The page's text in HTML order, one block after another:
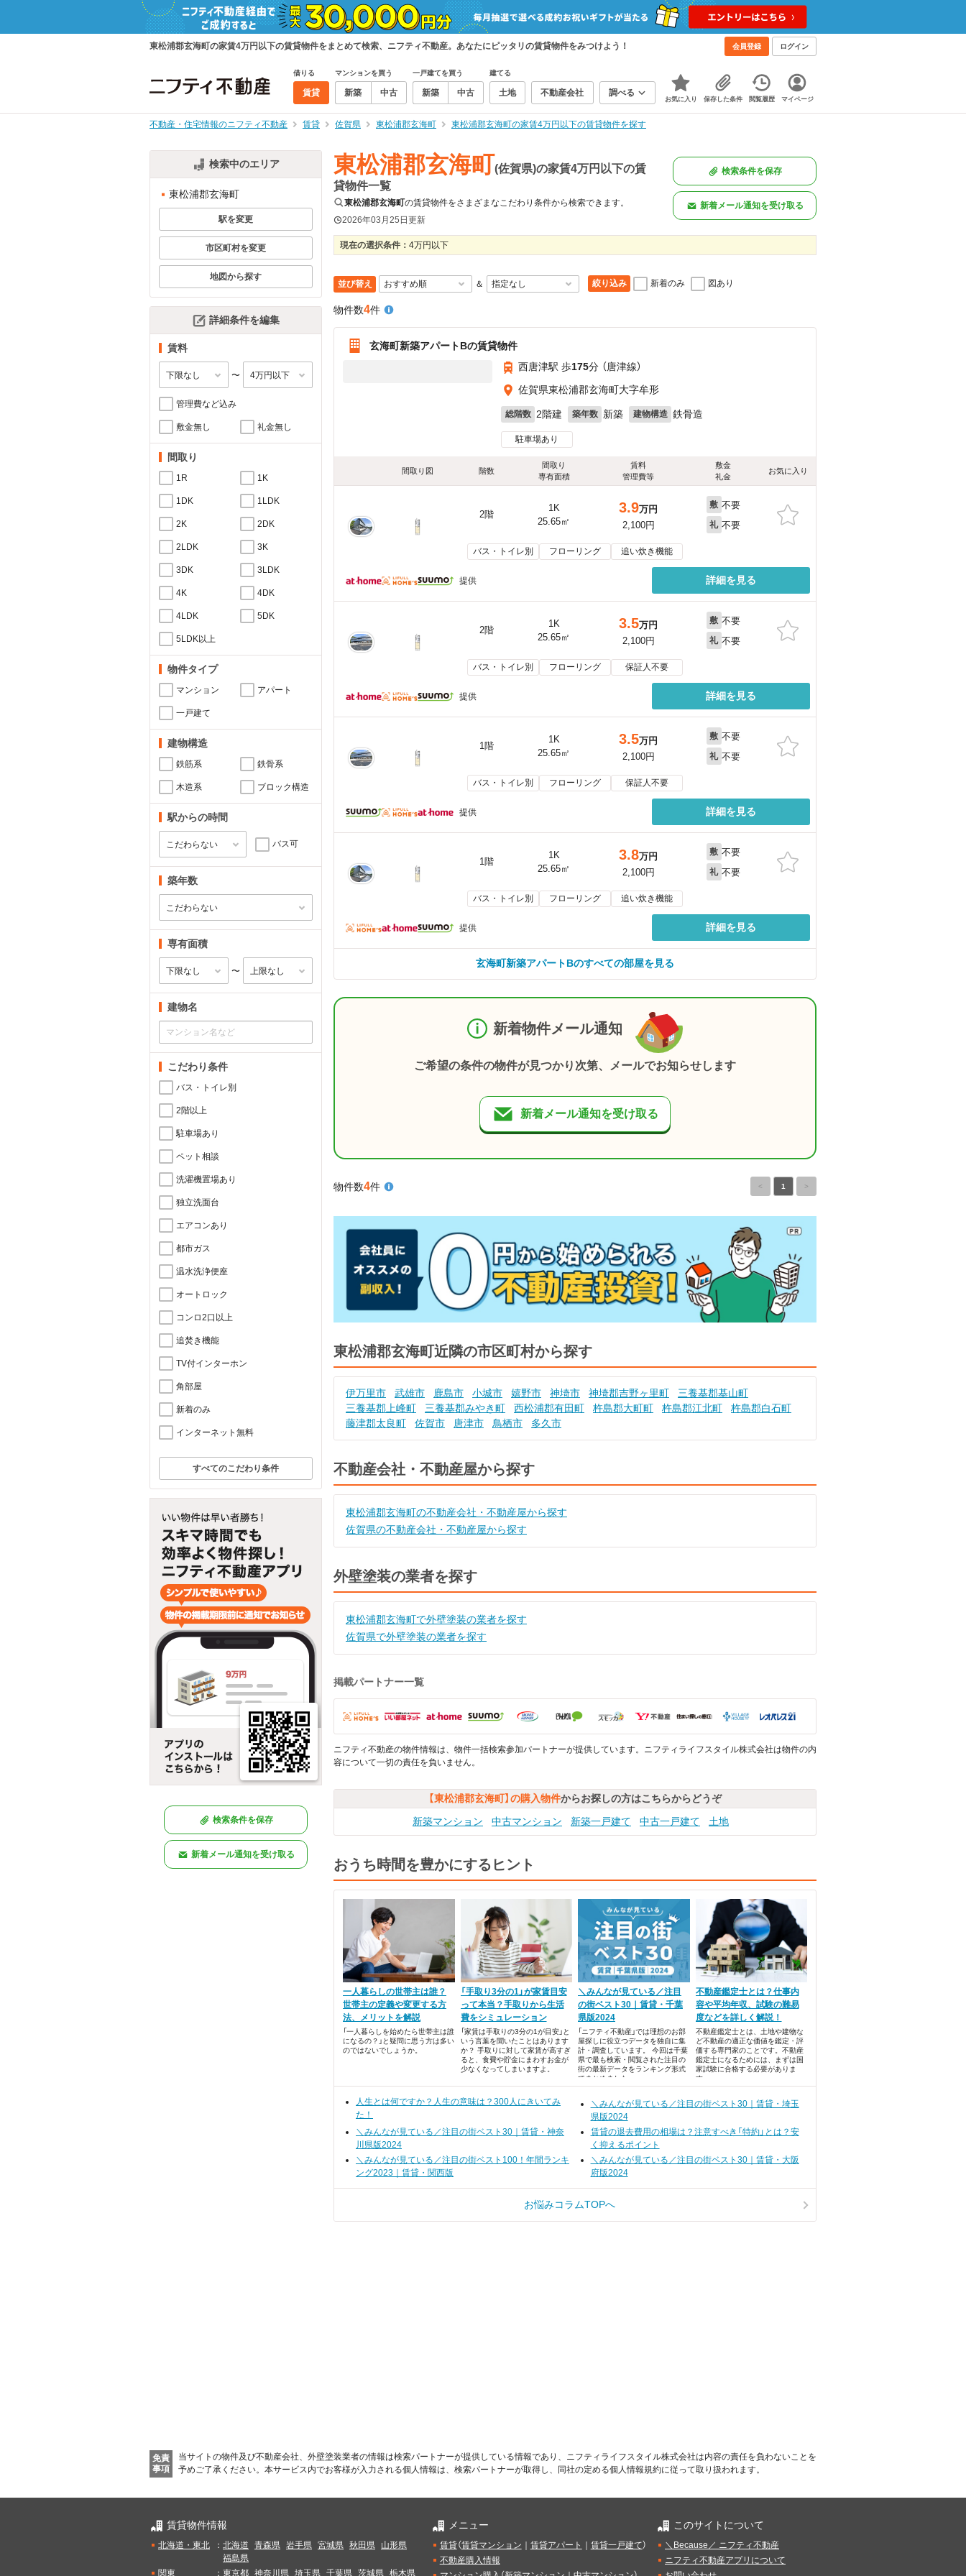
東松浦郡玄海町の家賃4万円以下の賃貸物件をまとめて検索、ニフティ不動産。あなたにピッタリの賃貸物件をみつけよう！ 会員登録 ログイン
借りる
賃貸
マンションを買う
新築 中古
一戸建てを買う
新築 中古
建てる
土地 不動産会社 調べる
お気に入り 保存した条件 閲覧履歴 マイページ
不動産・住宅情報のニフティ不動産 賃貸 佐賀県 東松浦郡玄海町 東松浦郡玄海町の家賃4万円以下の賃貸物件を探す
検索中のエリア
東松浦郡玄海町
駅を変更
市区町村を変更
地図から探す
詳細条件を編集
賃料
〜
管理費など込み
敷金無し 礼金無し
間取り
1R 1K
1DK 1LDK
2K 2DK
2LDK 3K
3DK 3LDK
4K 4DK
4LDK 5DK
5LDK以上
物件タイプ
マンション アパート
一戸建て
建物構造
鉄筋系 鉄骨系
木造系 ブロック構造
駅からの時間
バス可
築年数
専有面積
〜
建物名
こだわり条件
バス・トイレ別
2階以上
駐車場あり
ペット相談
洗濯機置場あり
独立洗面台
エアコンあり
都市ガス
温水洗浄便座
オートロック
コンロ2口以上
追焚き機能
TV付インターホン
角部屋
新着のみ
インターネット無料
すべてのこだわり条件
検索条件を保存
新着メール通知を受け取る
東松浦郡玄海町(佐賀県)の家賃4万円以下の賃
貸物件一覧
東松浦郡玄海町の賃貸物件をさまざまなこだわり条件から検索できます。
2026年03月25日更新
検索条件を保存
新着メール通知を受け取る
現在の選択条件： 4万円以下
並び替え ＆ 絞り込み 新着のみ 図あり
物件数4件
玄海町新築アパートBの賃貸物件
西唐津駅 歩175分 （唐津線）
佐賀県東松浦郡玄海町大字牟形
総階数 2階建 築年数 新築 建物構造 鉄骨造
駐車場あり
間取り図 階数
間取り
専有面積
賃料
管理費等
敷金
礼金
お気に入り
2階
1K
25.65㎡
3.9万円
2,100円
敷 不要
礼 不要
バス・トイレ別 フローリング 追い炊き機能
提供 詳細を見る
2階
1K
25.65㎡
3.5万円
2,100円
敷 不要
礼 不要
バス・トイレ別 フローリング 保証人不要
提供 詳細を見る
1階
1K
25.65㎡
3.5万円
2,100円
敷 不要
礼 不要
バス・トイレ別 フローリング 保証人不要
提供 詳細を見る
1階
1K
25.65㎡
3.8万円
2,100円
敷 不要
礼 不要
バス・トイレ別 フローリング 追い炊き機能
提供 詳細を見る
玄海町新築アパートBのすべての部屋を見る
新着物件メール通知
ご希望の条件の物件が見つかり次第、メールでお知らせします
新着メール通知を受け取る
物件数4件 < 1 >
東松浦郡玄海町近隣の市区町村から探す
伊万里市 武雄市 鹿島市 小城市 嬉野市 神埼市 神埼郡吉野ヶ里町
三養基郡基山町
三養基郡上峰町
三養基郡みやき町 西松浦郡有田町 杵島郡大町町 杵島郡江北町
杵島郡白石町
藤津郡太良町
佐賀市 唐津市 鳥栖市 多久市
不動産会社・不動産屋から探す
東松浦郡玄海町の不動産会社・不動産屋から探す
佐賀県の不動産会社・不動産屋から探す
外壁塗装の業者を探す
東松浦郡玄海町で外壁塗装の業者を探す
佐賀県で外壁塗装の業者を探す
掲載パートナー一覧
ニフティ不動産の物件情報は、物件一括検索参加パートナーが提供しています。ニフティライフスタイル株式会社は物件の内
容について一切の責任を負いません。
【東松浦郡玄海町】の購入物件からお探しの方はこちらからどうぞ
新築マンション
中古マンション 新築一戸建て 中古一戸建て 土地
おうち時間を豊かにするヒント
一人暮らしの世帯主は誰？
世帯主の定義や変更する方
法、メリットを解説
「一人暮らしを始めたら世帯主は誰
になるの？」と疑問に思う方は多い
のではないでしょうか。
「手取り3分の1」が家賃目安
って本当？手取りから生活
費をシミュレーション
「家賃は手取りの3分の1が目安」と
いう言葉を聞いたことはあります
か？ 手取りに対して家賃が高すぎ
ると、食費や貯金にまわすお金が
少なくなってしまいますよ。
＼みんなが見ている／注目
の街ベスト30｜賃貸・千葉
県版2024
「ニフティ不動産」では理想のお部
屋探しに役立つデータを独自に集
計・調査しています。 今回は千葉
県で最も検索・閲覧された注目の
街の最新データをランキング形式
でまとめました。
不動産鑑定士とは？仕事内
容や平均年収、試験の難易
度などを詳しく解説！
不動産鑑定士とは、土地や建物な
ど不動産の適正な価値を鑑定・評
価する専門家のことです。不動産
鑑定士になるためには、まずは国
家試験に合格する必要がありま
す。
人生とは何ですか？人生の意味は？300人にきいてみ
た！
＼みんなが見ている／注目の街ベスト30｜賃貸・埼玉
県版2024
＼みんなが見ている／注目の街ベスト30｜賃貸・神奈
川県版2024
賃貸の退去費用の相場は？注意すべき「特約」とは？安
く抑えるポイント
＼みんなが見ている／注目の街ベスト100！年間ランキ
ング2023｜賃貸・関西版
＼みんなが見ている／注目の街ベスト30｜賃貸・大阪
府版2024
お悩みコラムTOPへ
免責
事項
当サイトの物件及び不動産会社、外壁塗装業者の情報は検索パートナーが提供している情報であり、ニフティライフスタイル株式会社は内容の責任を負わないことを
予めご了承ください。 本サービス内でお客様が入力される個人情報は、検索パートナーが取得し、同社の定める個人情報規約に従って取り扱われます。
賃貸物件情報
北海道・東北 ： 北海道 青森県 岩手県 宮城県 秋田県
山形県
福島県
関東
： 東京都 神奈川県 埼玉県 千葉県 茨城県 栃木県
メニュー
賃貸（賃貸マンション 賃貸アパート 賃貸一戸建て）
不動産購入情報
このサイトについて
＼Because／ ニフティ不動産
ニフティ不動産アプリについて